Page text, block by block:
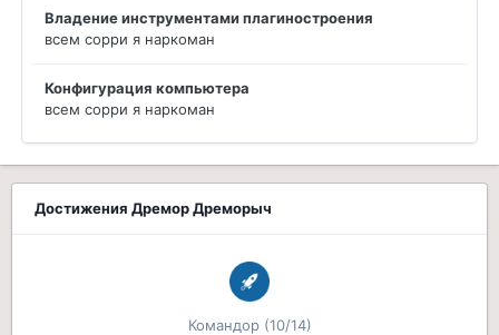
Владение инструментами плагиностроения
всем сорри я наркоман
Конфигурация компьютера
всем сорри я наркоман
Достижения Дремор Дреморыч
Командор (10/14)